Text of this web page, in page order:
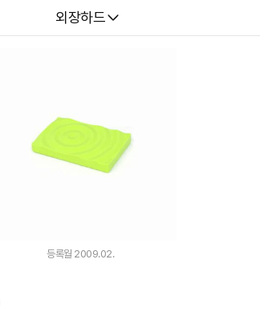
다나와
외장하드
등록월 2009.02.